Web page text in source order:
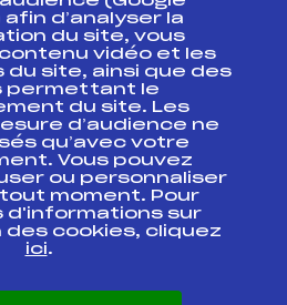
fédéral
Formation, Suivi
d’analyser la
du site, vous
vidéo et les
site, ainsi que des
permettant le
du site. Les
d’audience ne
qu’avec votre
Vous pouvez
ou personnaliser
moment. Pour
d'informations sur
cookies, cliquez
ici.